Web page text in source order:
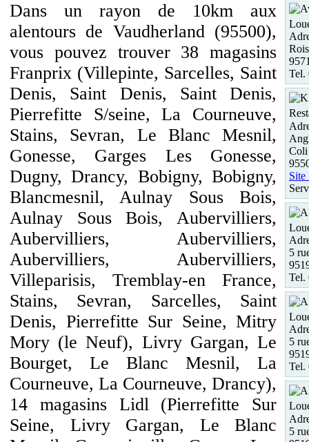
Dans un rayon de 10km aux
alentours de Vaudherland (95500),
vous pouvez trouver 38 magasins
Franprix (Villepinte, Sarcelles, Saint
Denis, Saint Denis, Saint Denis,
Pierrefitte S/seine, La Courneuve,
Stains, Sevran, Le Blanc Mesnil,
Gonesse, Garges Les Gonesse,
Dugny, Drancy, Bobigny, Bobigny,
Blancmesnil, Aulnay Sous Bois,
Aulnay Sous Bois, Aubervilliers,
Aubervilliers, Aubervilliers,
Aubervilliers, Aubervilliers,
Villeparisis, Tremblay-en France,
Stains, Sevran, Sarcelles, Saint
Denis, Pierrefitte Sur Seine, Mitry
Mory (le Neuf), Livry Gargan, Le
Bourget, Le Blanc Mesnil, La
Courneuve, La Courneuve, Drancy),
14 magasins Lidl (Pierrefitte Sur
Seine, Livry Gargan, Le Blanc
Tel.
Coli
Site
5
Tel.
5
Tel.
5